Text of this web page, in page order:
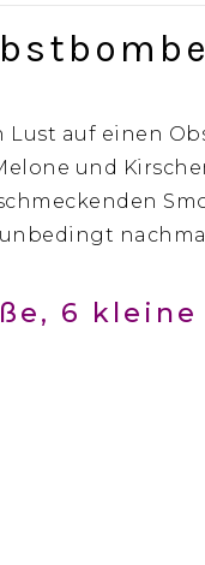
auf einen
und
6